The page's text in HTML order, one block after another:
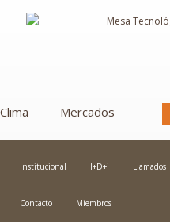
Clima Mercados
Institucional I+D+i Llamados
Contacto Miembros